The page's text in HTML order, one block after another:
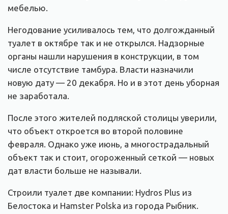
мебелью.
Негодование усиливалось тем, что долгожданный
туалет в октябре так и не открылся. Надзорные
органы нашли нарушения в конструкции, в том
числе отсутствие тамбура. Власти назначили
новую дату — 20 декабря. Но и в этот день уборная
не заработала.
После этого жителей подляской столицы уверили,
что объект откроется во второй половине
февраля. Однако уже июнь, а многострадальный
объект так и стоит, огороженный сеткой — новых
дат власти больше не называли.
Строили туалет две компании: Hydros Plus из
Белостока и Hamster Polska из города Рыбник.